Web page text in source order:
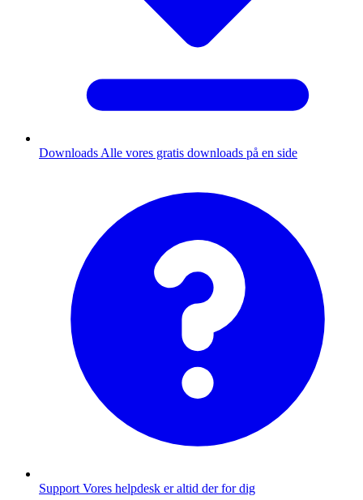
Downloads Alle vores gratis downloads på en side
Support Vores helpdesk er altid der for dig